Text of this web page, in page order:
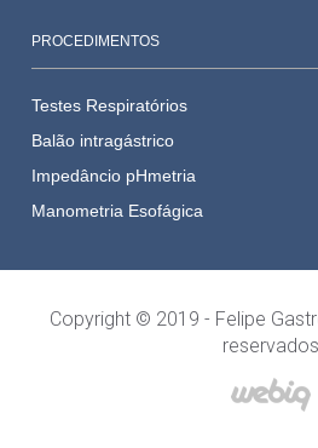
PROCEDIMENTOS
Testes Respiratórios
Balão intragástrico
Impedâncio pHmetria
Manometria Esofágica
Copyright © 2019 - Felipe
reservados